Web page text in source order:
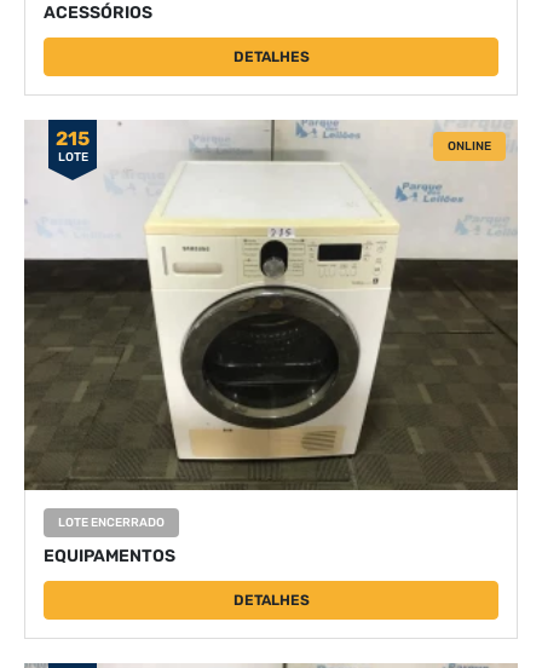
ACESSÓRIOS
DETALHES
215
LOTE
ONLINE
LOTE ENCERRADO
EQUIPAMENTOS
DETALHES